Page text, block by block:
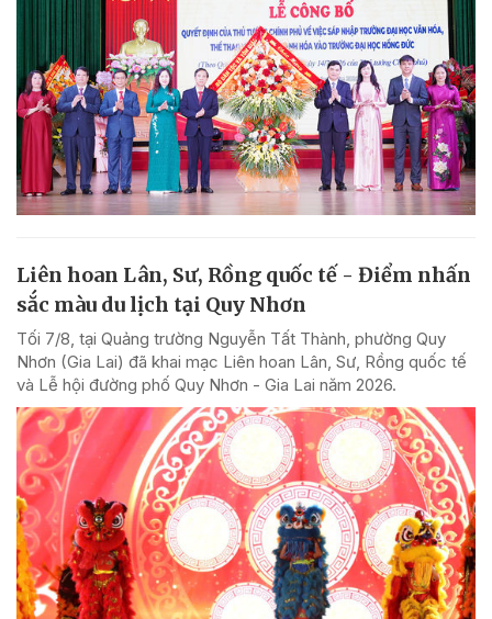
Liên hoan Lân, Sư, Rồng quốc tế - Điểm nhấn
sắc màu du lịch tại Quy Nhơn
Tối 7/8, tại Quảng trường Nguyễn Tất Thành, phường Quy
Nhơn (Gia Lai) đã khai mạc Liên hoan Lân, Sư, Rồng quốc tế
và Lễ hội đường phố Quy Nhơn - Gia Lai năm 2026.